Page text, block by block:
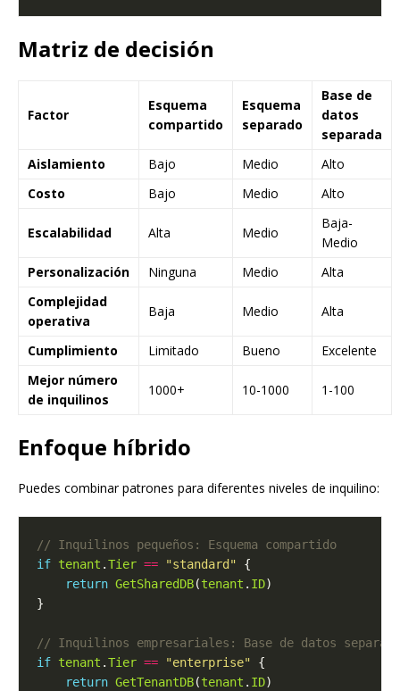
Matriz de decisión
Factor
Esquema
compartido
Esquema
separado
Base de
datos
separada
Aislamiento
Bajo Medio
Alto
Costo
Bajo Medio Alto
Escalabilidad Alta Medio
Baja-
Medio
Personalización
Ninguna Medio
Alta
Complejidad
operativa
Baja Medio Alta
Cumplimiento Limitado Bueno
Excelente
Mejor número
de inquilinos
1000+ 10-1000 1-100
Enfoque híbrido
Puedes combinar patrones para diferentes niveles de inquilino:
if tenant .Tier == "standard"
return GetSharedDB(tenant . ID
if tenant .Tier == "enterprise"
return GetTenantDB(tenant . ID